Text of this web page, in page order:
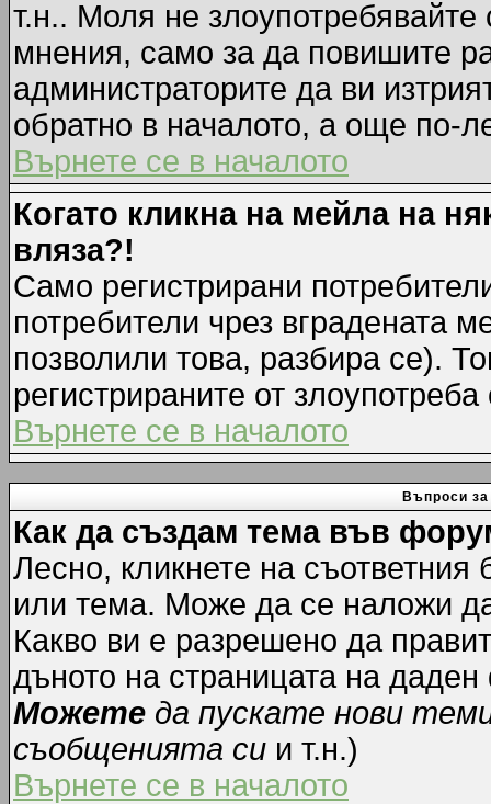
т.н.. Моля не
мнения, само за да повишите
администраторите да ви
обратно в началото, а още по-
Върнете се в началото
Когато кликна на мейла на
вляза?!
Само регистрирани
потребители чрез вградената
позволили това, разбира се).
регистрираните от
Върнете се в началото
Въпроси
Как да създам тема във
Лесно, кликнете на
или тема. Може да се наложи
Какво ви е разрешено да
дъното на страницата на
Можете да пускате нови
съобщенията си и т.н.)
Върнете се в началото